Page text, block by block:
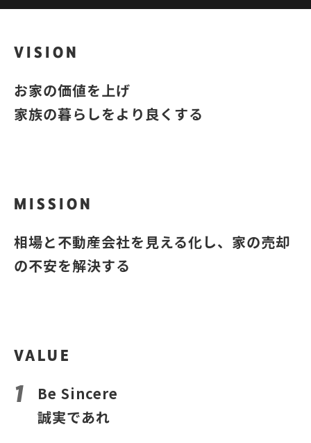
VISION
お家の価値を上げ
家族の暮らしをより良くする
MISSION
相場と不動産会社を見える化し、家の売却
の不安を解決する
VALUE
Be Sincere
誠実であれ